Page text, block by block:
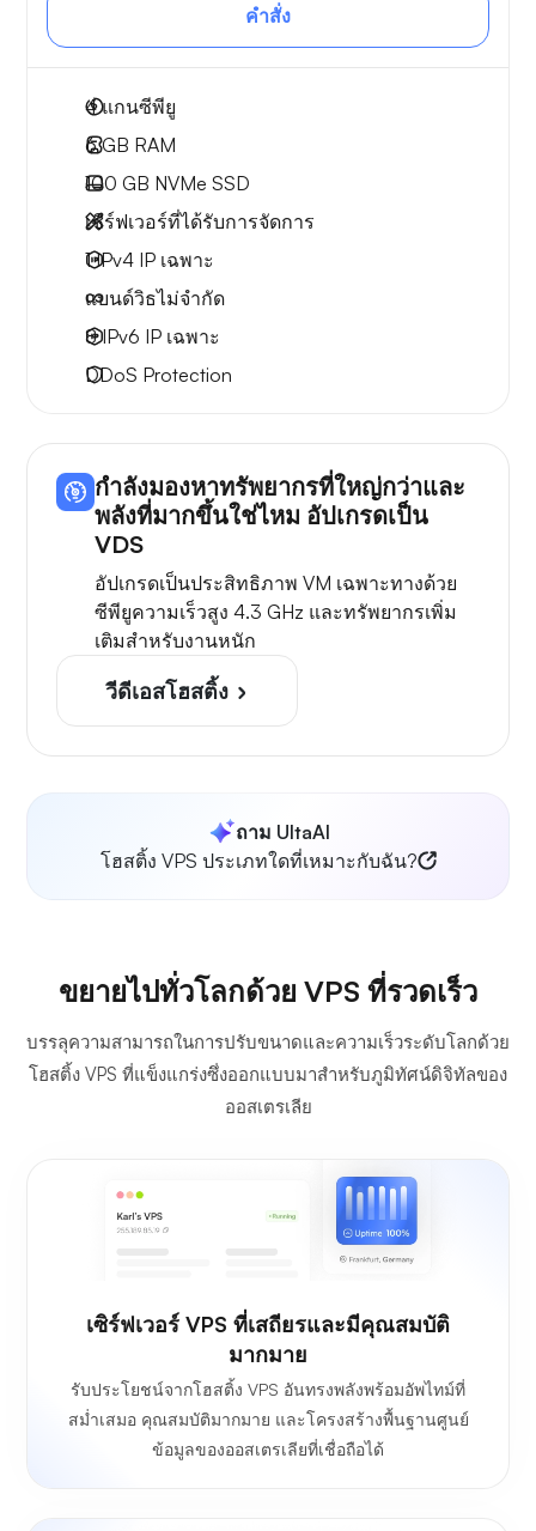
คำสั่ง
4แกนซีพียู
6 GB RAM
100 GB NVMe SSD
เซิร์ฟเวอร์ที่ได้รับการจัดการ
1 IPv4 IP เฉพาะ
แบนด์วิธไม่จำกัด
8 IPv6 IP เฉพาะ
DDoS Protection
กำลังมองหาทรัพยากรที่ใหญ่กว่าและ
พลังที่มากขึ้นใช่ไหม อัปเกรดเป็น
VDS
อัปเกรดเป็นประสิทธิภาพ VM เฉพาะทางด้วย
ซีพียูความเร็วสูง 4.3 GHz และทรัพยากรเพิ่ม
เติมสำหรับงานหนัก
วีดีเอสโฮสติ้ง
ถาม UltaAI
โฮสติ้ง VPS ประเภทใดที่เหมาะกับฉัน?
ขยายไปทั่วโลกด้วย VPS ที่รวดเร็ว
บรรลุความสามารถในการปรับขนาดและความเร็วระดับโลกด้วย
โฮสติ้ง VPS ที่แข็งแกร่งซึ่งออกแบบมาสำหรับภูมิทัศน์ดิจิทัลของ
ออสเตรเลีย
เซิร์ฟเวอร์ VPS ที่เสถียรและมีคุณสมบัติ
มากมาย
รับประโยชน์จากโฮสติ้ง VPS อันทรงพลังพร้อมอัพไทม์ที่
สม่ำเสมอ คุณสมบัติมากมาย และโครงสร้างพื้นฐานศูนย์
ข้อมูลของออสเตรเลียที่เชื่อถือได้